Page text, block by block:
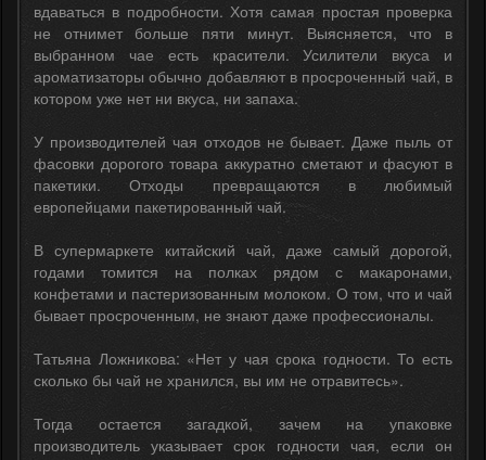
вдаваться в подробности. Хотя самая простая проверка
не отнимет больше пяти минут. Выясняется, что в
выбранном чае есть красители. Усилители вкуса и
ароматизаторы обычно добавляют в просроченный чай, в
котором уже нет ни вкуса, ни запаха.
У производителей чая отходов не бывает. Даже пыль от
фасовки дорогого товара аккуратно сметают и фасуют в
пакетики. Отходы превращаются в любимый
европейцами пакетированный чай.
В супермаркете китайский чай, даже самый дорогой,
годами томится на полках рядом с макаронами,
конфетами и пастеризованным молоком. О том, что и чай
бывает просроченным, не знают даже профессионалы.
Татьяна Ложникова: «Нет у чая срока годности. То есть
сколько бы чай не хранился, вы им не отравитесь».
Тогда остается загадкой, зачем на упаковке
производитель указывает срок годности чая, если он